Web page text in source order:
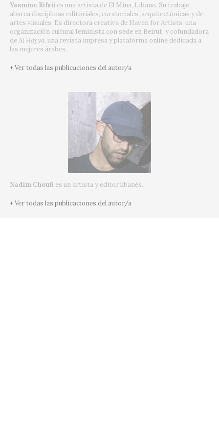
Yasmine Rifaii es una artista de El Mina, Líbano. Su trabajo
abarca disciplinas editoriales, curatoriales, arquitectónicas y de
artes visuales. Es directora creativa de Haven for Artists, una
organización cultural feminista con sede en Beirut, y cofundadora
deAl Hayya, una revista impresa y plataforma online dedicada a
las mujeres árabes.
+ Ver todas las publicaciones del autor/a
Nadim Choufi es un artista y editor libanés.
+ Ver todas las publicaciones del autor/a